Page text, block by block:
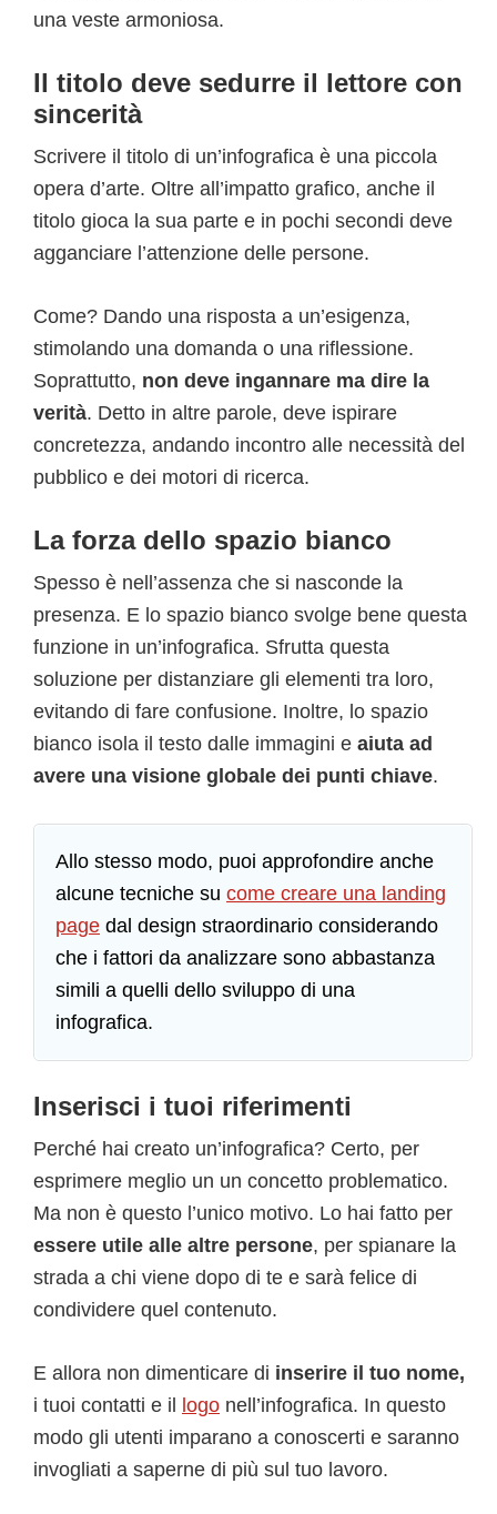
una veste armoniosa.
Il titolo deve sedurre il lettore con
sincerità
Scrivere il titolo di un’infografica è una piccola
opera d’arte. Oltre all’impatto grafico, anche il
titolo gioca la sua parte e in pochi secondi deve
agganciare l’attenzione delle persone.
Come? Dando una risposta a un’esigenza,
stimolando una domanda o una riflessione.
Soprattutto, non deve ingannare ma dire la
verità. Detto in altre parole, deve ispirare
concretezza, andando incontro alle necessità del
pubblico e dei motori di ricerca.
La forza dello spazio bianco
Spesso è nell’assenza che si nasconde la
presenza. E lo spazio bianco svolge bene questa
funzione in un’infografica. Sfrutta questa
soluzione per distanziare gli elementi tra loro,
evitando di fare confusione. Inoltre, lo spazio
bianco isola il testo dalle immagini e aiuta ad
avere una visione globale dei punti chiave.
Allo stesso modo, puoi approfondire anche
alcune tecniche su come creare una landing
page dal design straordinario considerando
che i fattori da analizzare sono abbastanza
simili a quelli dello sviluppo di una
infografica.
Inserisci i tuoi riferimenti
Perché hai creato un’infografica? Certo, per
esprimere meglio un un concetto problematico.
Ma non è questo l’unico motivo. Lo hai fatto per
essere utile alle altre persone, per spianare la
strada a chi viene dopo di te e sarà felice di
condividere quel contenuto.
E allora non dimenticare di inserire il tuo nome,
i tuoi contatti e il logo nell’infografica. In questo
modo gli utenti imparano a conoscerti e saranno
invogliati a saperne di più sul tuo lavoro.